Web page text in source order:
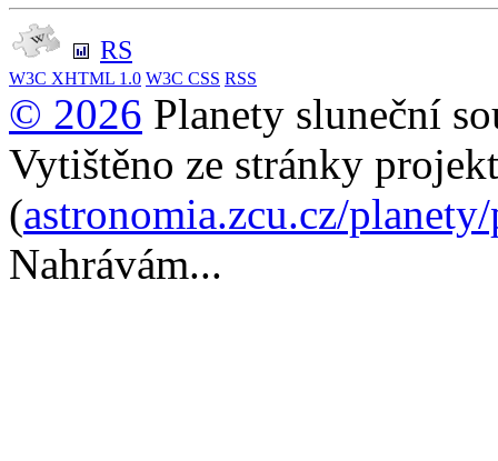
RS
W3C XHTML 1.0 W3C CSS RSS
© 2026 Planety sluneční
Vytištěno ze stránky
(astronomia.zcu.cz/
Nahrávám...